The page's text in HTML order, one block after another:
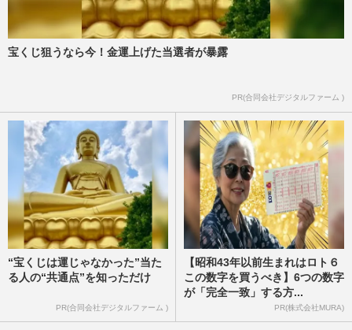
宝くじ狙うなら今！金運上げた当選者が暴露
PR(合同会社デジタルファーム )
“宝くじは運じゃなかった”当た
る人の“共通点”を知っただけ
PR(合同会社デジタルファーム )
【昭和43年以前生まれはロト６
この数字を買うべき】6つの数字
が「完全一致」する方...
PR(株式会社MURA)